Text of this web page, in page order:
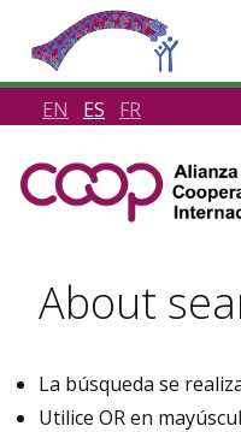
EN ES FR
About
La búsqueda se
Utilice OR en